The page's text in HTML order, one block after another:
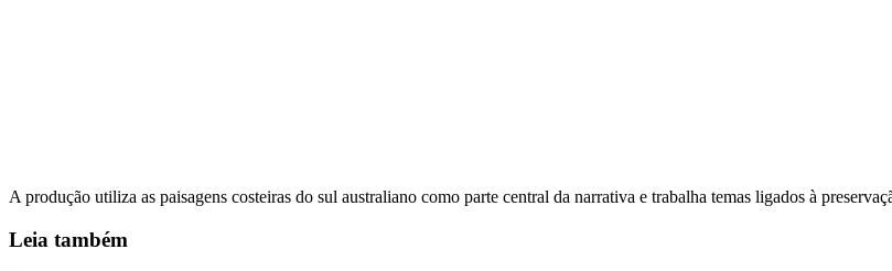
A produção utiliza as paisagens costeiras do sul australiano como parte central da narrativa e trabalha temas ligados à
Leia também